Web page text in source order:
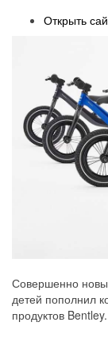
Открыть
Совершенно
детей пополнил
продуктов Bentley.